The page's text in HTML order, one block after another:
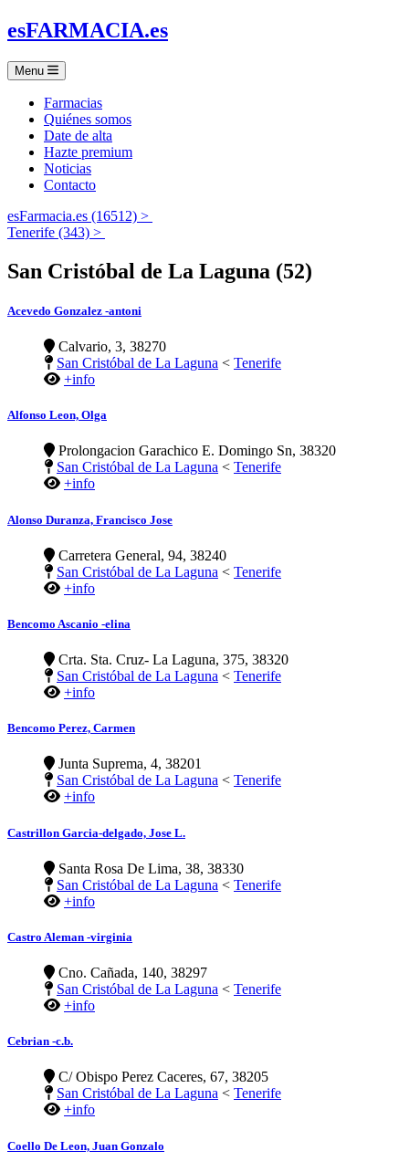
esFARMACIA.es
Menu
Farmacias
Quiénes somos
Date de alta
Hazte premium
Noticias
Contacto
esFarmacia.es (16512) >
Tenerife (343) >
San Cristóbal de La Laguna (52)
Acevedo Gonzalez -antoni
Calvario, 3, 38270
San Cristóbal de La Laguna < Tenerife
+info
Alfonso Leon, Olga
Prolongacion Garachico E. Domingo Sn, 38320
San Cristóbal de La Laguna < Tenerife
+info
Alonso Duranza, Francisco Jose
Carretera General, 94, 38240
San Cristóbal de La Laguna < Tenerife
+info
Bencomo Ascanio -elina
Crta. Sta. Cruz- La Laguna, 375, 38320
San Cristóbal de La Laguna < Tenerife
+info
Bencomo Perez, Carmen
Junta Suprema, 4, 38201
San Cristóbal de La Laguna < Tenerife
+info
Castrillon Garcia-delgado, Jose L.
Santa Rosa De Lima, 38, 38330
San Cristóbal de La Laguna < Tenerife
+info
Castro Aleman -virginia
Cno. Cañada, 140, 38297
San Cristóbal de La Laguna < Tenerife
+info
Cebrian -c.b.
C/ Obispo Perez Caceres, 67, 38205
San Cristóbal de La Laguna < Tenerife
+info
Coello De Leon, Juan Gonzalo